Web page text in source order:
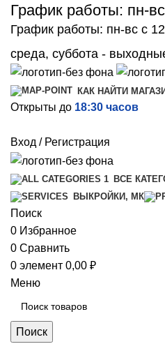
График работы: пн-
График работы: пн-вс с
среда, суббота -
КАК НАЙТИ
Открыты до 18:30 часов
Вход / Регистрация
ВСЕ
ВЫКРОЙКИ, МК
Поиск
0 Избранное
0 Сравнить
0 элемент 0,00 ₽
Меню
Поиск